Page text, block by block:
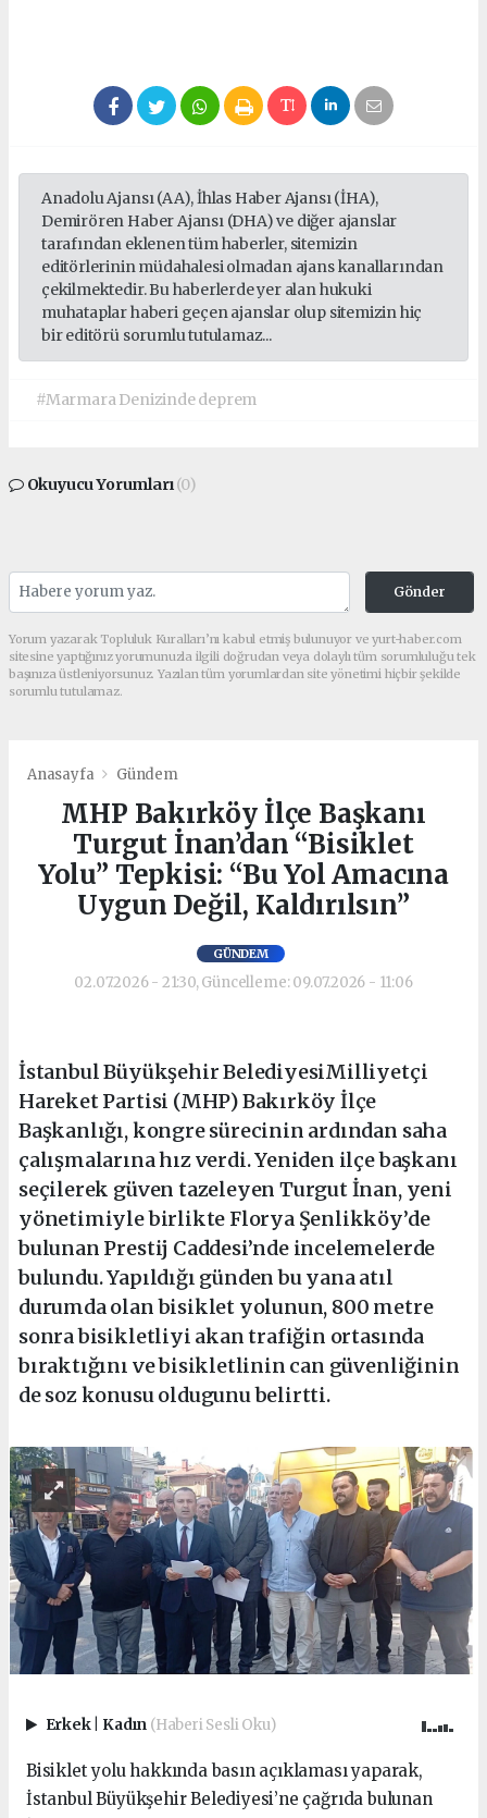
Anadolu Ajansı (AA), İhlas Haber Ajansı (İHA),
Demirören Haber Ajansı (DHA) ve diğer ajanslar
tarafından eklenen tüm haberler, sitemizin
editörlerinin müdahalesi olmadan ajans kanallarından
çekilmektedir. Bu haberlerde yer alan hukuki
muhataplar haberi geçen ajanslar olup sitemizin hiç
bir editörü sorumlu tutulamaz...
#Marmara Denizinde deprem
Okuyucu Yorumları(0)
Gönder
Yorum yazarak Topluluk Kuralları’nı kabul etmiş bulunuyor ve yurt-haber.com
sitesine yaptığınız yorumunuzla ilgili doğrudan veya dolaylı tüm sorumluluğu tek
başınıza üstleniyorsunuz. Yazılan tüm yorumlardan site yönetimi hiçbir şekilde
sorumlu tutulamaz.
Anasayfa Gündem
MHP Bakırköy İlçe Başkanı
Turgut İnan’dan “Bisiklet
Yolu” Tepkisi: “Bu Yol Amacına
Uygun Değil, Kaldırılsın”
GÜNDEM
02.07.2026 - 21:30, Güncelleme: 09.07.2026 - 11:06
İstanbul Büyükşehir BelediyesiMilliyetçi
Hareket Partisi (MHP) Bakırköy İlçe
Başkanlığı, kongre sürecinin ardından saha
çalışmalarına hız verdi. Yeniden ilçe başkanı
seçilerek güven tazeleyen Turgut İnan, yeni
yönetimiyle birlikte Florya Şenlikköy’de
bulunan Prestij Caddesi’nde incelemelerde
bulundu. Yapıldığı günden bu yana atıl
durumda olan bisiklet yolunun, 800 metre
sonra bisikletliyi akan trafiğin ortasında
bıraktığını ve bisikletlinin can güvenliğinin
de soz konusu oldugunu belirtti.
Erkek Kadın (Haberi Sesli Oku)
Bisiklet yolu hakkında basın açıklaması yaparak,
İstanbul Büyükşehir Belediyesi’ne çağrıda bulunan